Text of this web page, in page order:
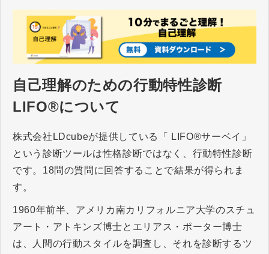
自己理解のための行動特性診断
LIFO®について
株式会社LDcubeが提供している「 LIFO®サーベイ」
という診断ツールは性格診断ではなく、行動特性診断
です。18問の質問に回答することで結果が得られま
す。
1960年前半、アメリカ南カリフォルニア大学のスチュ
アート・アトキンズ博士とエリアス・ポーター博士
は、人間の行動スタイルを調査し、それを診断するツ